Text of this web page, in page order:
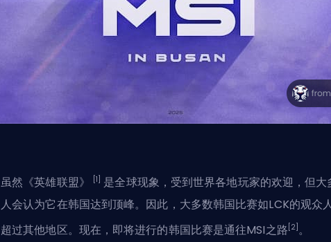
虽然《英雄联盟》 [1]
是全球现象，受到世界各地玩家的欢迎，但大
人会认为它在韩国达到顶峰。因此，大多数韩国比赛如LCK的观众
超过其他地区。现在，即将进行的韩国比赛是通往MSI之路 [2] 。